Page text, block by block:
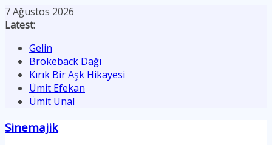
Skip
to
7 Ağustos 2026
Latest:
Gelin
Brokeback Dağı
Kırık Bir Aşk Hikayesi
Ümit Efekan
Ümit Ünal
Sinemajik